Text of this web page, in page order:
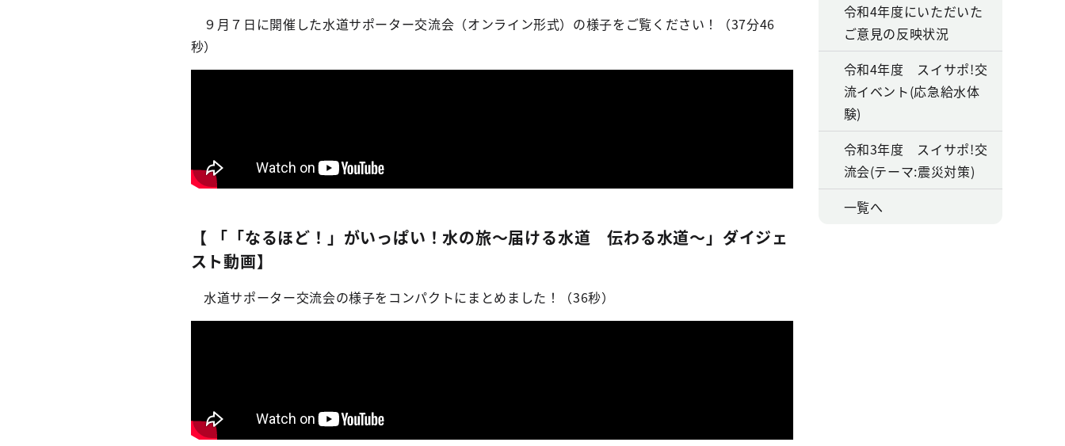
９月７日に開催した水道サポーター交流会（オンライン形式）の様子をご覧ください！（37分46
秒）
【 「「なるほど！」がいっぱい！水の旅～届ける水道 伝わる水道～」ダイジェ
スト動画】
水道サポーター交流会の様子をコンパクトにまとめました！（36秒）
令和4年度にいただいた
ご意見の反映状況
令和4年度 スイサポ!交
流イベント(応急給水体
験)
令和3年度 スイサポ!交
流会(テーマ:震災対策)
一覧へ